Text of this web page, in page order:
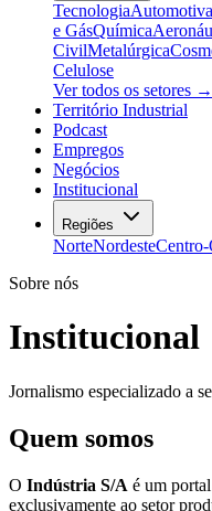
TecnologiaAutomotiva
e GásQuímica
CivilMetalúrgica
Celulose
Ver todos os setores →
Território Industrial
Podcast
Empregos
Negócios
Institucional
Regiões
NorteNordesteCentro-
Sobre nós
Institucional
Jornalismo especializado a
Quem somos
O Indústria S/A é um
exclusivamente ao setor